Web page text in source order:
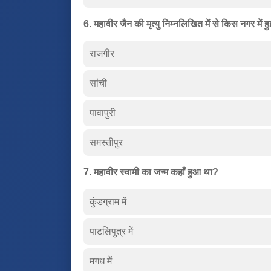
6. महावीर जैन की मृत्यु निम्नलिखित में से किस नगर में
राजगीर
सांची
पावापुरी
समस्तीपुर
7. महावीर स्वामी का जन्म कहाँ हुआ था?
कुंडग्राम में
पाटलिपुत्र में
मगध में